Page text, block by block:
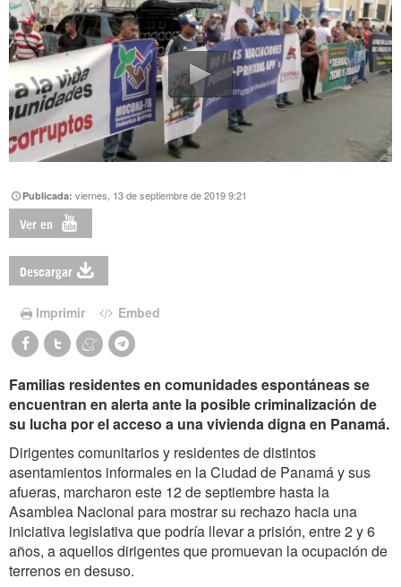
https://www.facebook.com/Nexolatino.Canal
Publicada:viernes, 13 de septiembre de 2019 9:21
Ver en
Descargar
Imprimir Embed
Familias residentes en comunidades espontáneas se
encuentran en alerta ante la posible criminalización de
su lucha por el acceso a una vivienda digna en Panamá.
Dirigentes comunitarios y residentes de distintos
asentamientos informales en la Ciudad de Panamá y sus
afueras, marcharon este 12 de septiembre hasta la
Asamblea Nacional para mostrar su rechazo hacia una
iniciativa legislativa que podría llevar a prisión, entre 2 y 6
años, a aquellos dirigentes que promuevan la ocupación de
terrenos en desuso.